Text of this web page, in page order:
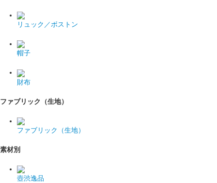
リュック／ボストン
帽子
財布
ファブリック（生地）
ファブリック（生地）
素材別
壺渋逸品